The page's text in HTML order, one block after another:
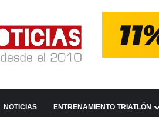
NOTICIAS ENTRENAMIENTO TRIATLÓN